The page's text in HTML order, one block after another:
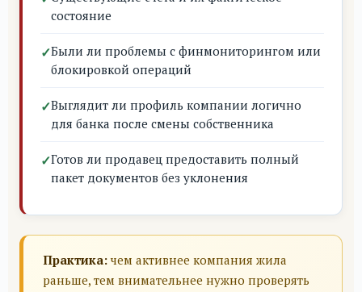
состояние
Были ли проблемы с финмониторингом или
блокировкой операций
Выглядит ли профиль компании логично
для банка после смены собственника
Готов ли продавец предоставить полный
пакет документов без уклонения
Практика:чем активнее компания жила
раньше, тем внимательнее нужно проверять